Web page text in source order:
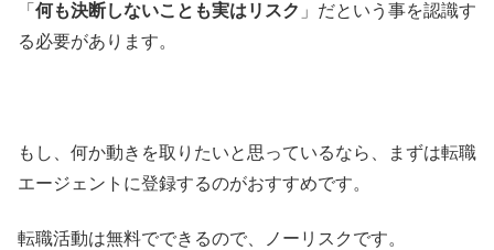
「 何も決断しないことも実はリスク 」だという事を認識す
る必要があります。
もし、何か動きを取りたいと思っているなら、まずは転職
エージェントに登録するのがおすすめです。
転職活動は無料でできるので、ノーリスクです。